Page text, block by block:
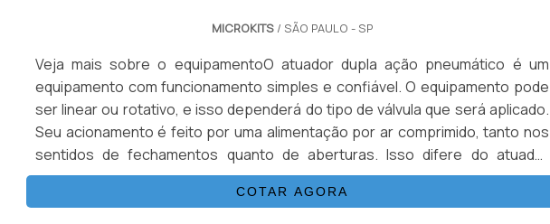
MICROKITS/ SÃO PAULO - SP
Veja mais sobre o equipamentoO atuador dupla ação pneumático é um
equipamento com funcionamento simples e confiável. O equipamento pode
ser linear ou rotativo, e isso dependerá do tipo de válvula que será aplicado.
Seu acionamento é feito por uma alimentação por ar comprimido, tanto nos
sentidos de fechamentos quanto de aberturas. Isso difere do atuador
pneumático simples ação, que usa molas na sua parte interior, acionando em
um dos sentidos, sem a necessidade do ar induzido.Benefícios oferecid.
COTAR AGORA